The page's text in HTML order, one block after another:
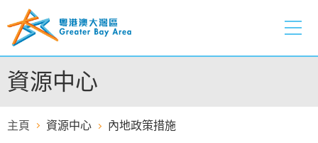
至
容
的
開
資源中心
主頁 資源中心 內地政策措施